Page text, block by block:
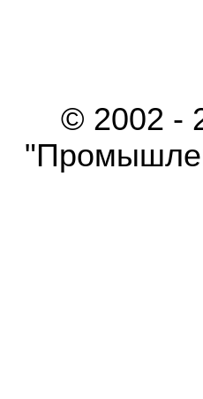
© 2002 -